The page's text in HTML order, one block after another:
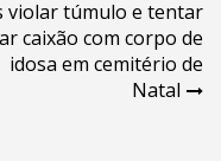
violar túmulo e tentar
caixão com corpo de
idosa em cemitério de
Natal